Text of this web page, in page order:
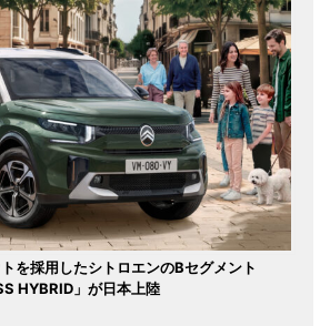
を採用したシトロエンのBセグメント
HYBRID」が日本上陸